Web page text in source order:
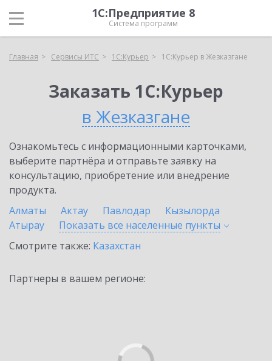
1С:Предприятие 8
Система программ
Главная Сервисы ИТС 1С:Курьер 1С:Курьер в Жезказгане
Заказать 1С:Курьер
в Жезказгане
Ознакомьтесь с информационными карточками,
выберите партнёра и отправьте заявку на
консультацию, приобретение или внедрение
продукта.
Алматы
Актау Павлодар
Кызылорда
Атырау
Показать все населенные пункты
Смотрите также: Казахстан
Партнеры в вашем регионе: